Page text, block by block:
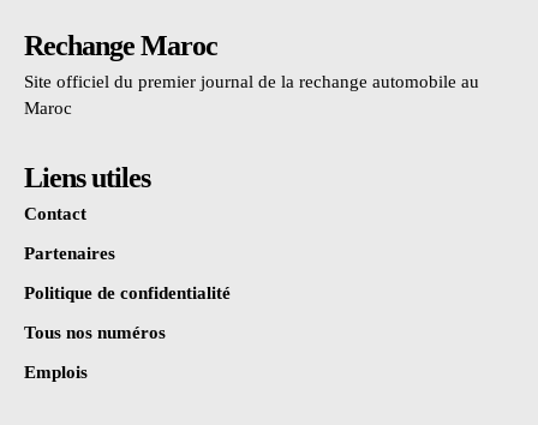
Rechange Maroc
Site officiel du premier journal de la rechange automobile au
Maroc
Liens utiles
Contact
Partenaires
Politique de confidentialité
Tous nos numéros
Emplois